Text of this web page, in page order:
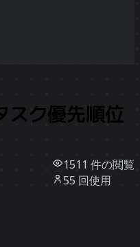
スク優先順位
1511 件の閲覧
55 回使用